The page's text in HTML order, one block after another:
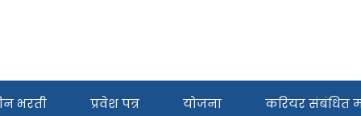
भरती प्रवेश पत्र योजना करियर संबंधित